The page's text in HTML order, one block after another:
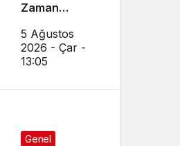
Zaman
Sonuçlar
Nereden
5 Ağustos
2026 - Çar -
13:05
Genel